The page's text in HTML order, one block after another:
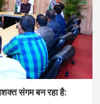
संगम बन रहा है: